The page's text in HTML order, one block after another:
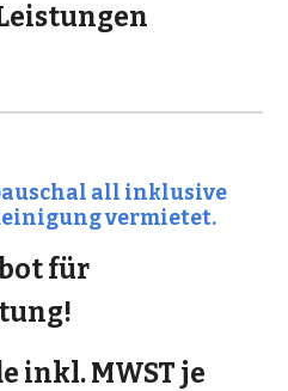
all inklusive
vermietet.
für
inkl. MWST je